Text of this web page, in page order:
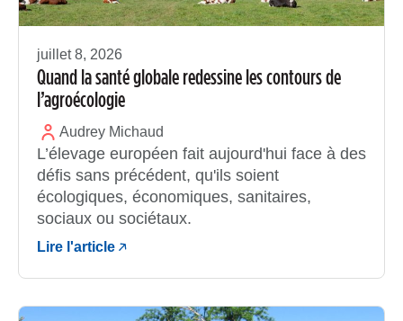
juillet 8, 2026
Quand la santé globale redessine les contours de
l’agroécologie
Audrey Michaud
L’élevage européen fait aujourd'hui face à des
défis sans précédent, qu'ils soient
écologiques, économiques, sanitaires,
sociaux ou sociétaux.
Lire l'article